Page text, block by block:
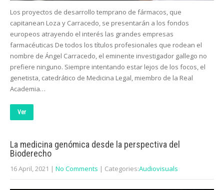
Los proyectos de desarrollo temprano de fármacos, que
capitanean Loza y Carracedo, se presentarán a los fondos
europeos atrayendo el interés las grandes empresas
farmacéuticas De todos los títulos profesionales que rodean el
nombre de Ángel Carracedo, el eminente investigador gallego no
prefiere ninguno. Siempre intentando estar lejos de los focos, el
genetista, catedrático de Medicina Legal, miembro de la Real
Academia…
Ver
La medicina genómica desde la perspectiva del
Bioderecho
16 April, 2021 | No Comments | Categories:Audiovisuals